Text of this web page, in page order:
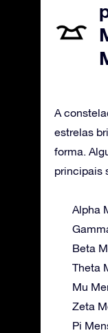
A
estrelas
forma.
principais
Alpha
Beta
Theta
Mu
Zeta
Pi